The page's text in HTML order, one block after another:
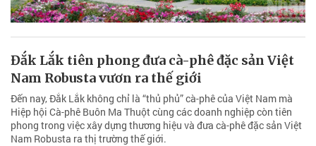
Đắk Lắk tiên phong đưa cà-phê đặc sản Việt
Nam Robusta vươn ra thế giới
Đến nay, Đắk Lắk không chỉ là “thủ phủ” cà-phê của Việt Nam mà
Hiệp hội Cà-phê Buôn Ma Thuột cùng các doanh nghiệp còn tiên
phong trong việc xây dựng thương hiệu và đưa cà-phê đặc sản Việt
Nam Robusta ra thị trường thế giới.